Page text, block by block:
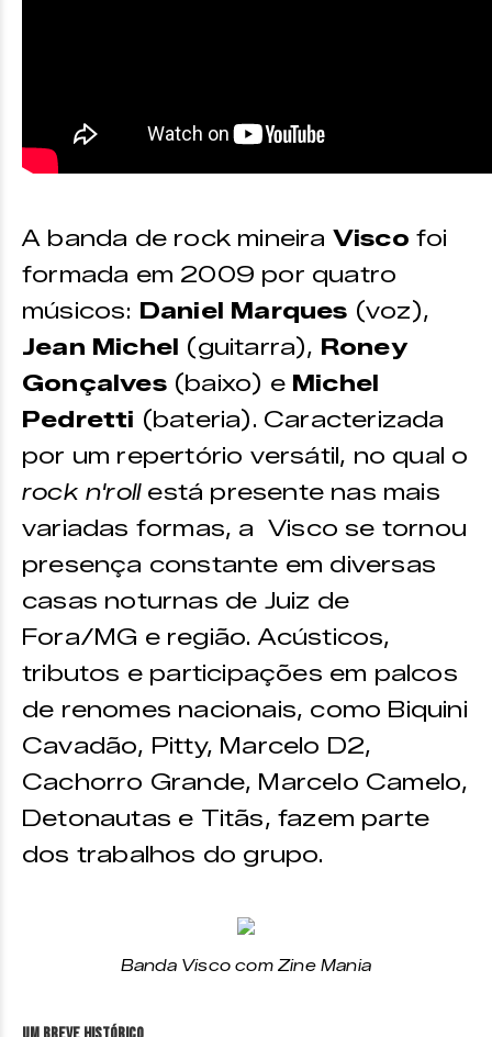
A banda de rock mineira Visco foi
formada em 2009 por quatro
músicos: Daniel Marques (voz),
Jean Michel (guitarra), Roney
Gonçalves(baixo) e Michel
Pedretti (bateria). Caracterizada
por um repertório versátil, no qual o
rock n'rollestá presente nas mais
variadas formas, a Visco se tornou
presença constante em diversas
casas noturnas de Juiz de
Fora/MG e região. Acústicos,
tributos e participações em palcos
de renomes nacionais, como Biquini
Cavadão, Pitty, Marcelo D2,
Cachorro Grande, Marcelo Camelo,
Detonautas e Titãs, fazem parte
dos trabalhos do grupo.
Banda Visco com Zine Mania